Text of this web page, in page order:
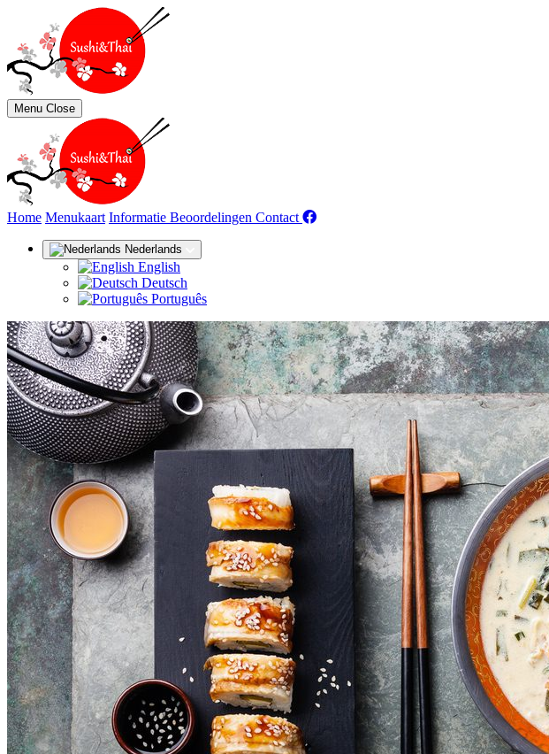
Menu Close
Home Menukaart Informatie Beoordelingen Contact (huidige)
Nederlands
English
Deutsch
Português